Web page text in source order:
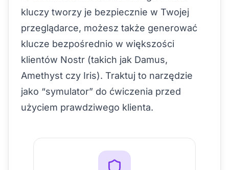
kluczy tworzy je bezpiecznie w Twojej
przeglądarce, możesz także generować
klucze bezpośrednio w większości
klientów Nostr (takich jak Damus,
Amethyst czy Iris). Traktuj to narzędzie
jako “symulator” do ćwiczenia przed
użyciem prawdziwego klienta.